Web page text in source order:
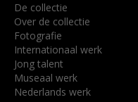
De collectie
Over de collectie
Fotografie
Internationaal werk
Jong talent
Museaal werk
Nederlands werk